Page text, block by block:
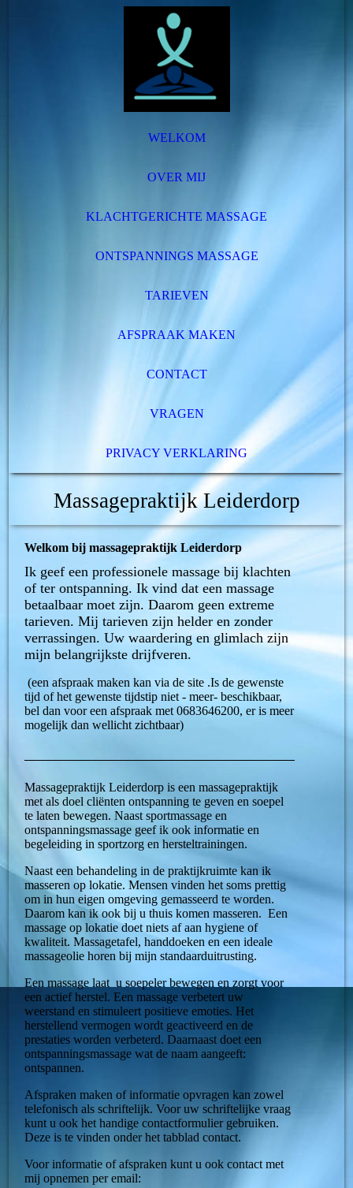
WELKOM
OVER MIJ
KLACHTGERICHTE MASSAGE
ONTSPANNINGS MASSAGE
TARIEVEN
AFSPRAAK MAKEN
CONTACT
VRAGEN
PRIVACY VERKLARING
Massagepraktijk Leiderdorp
Welkom bij massagepraktijk Leiderdorp
Ik geef een professionele massage bij klachten
of ter ontspanning. Ik vind dat een massage
betaalbaar moet zijn. Daarom geen extreme
tarieven. Mij tarieven zijn helder en zonder
verrassingen. Uw waardering en glimlach zijn
mijn belangrijkste drijfveren.
(een afspraak maken kan via de site .Is de gewenste
tijd of het gewenste tijdstip niet - meer- beschikbaar,
bel dan voor een afspraak met 0683646200, er is meer
mogelijk dan wellicht zichtbaar)
Massagepraktijk Leiderdorp is een massagepraktijk
met als doel cliënten ontspanning te geven en soepel
te laten bewegen. Naast sportmassage en
ontspanningsmassage geef ik ook informatie en
begeleiding in sportzorg en hersteltrainingen.
Naast een behandeling in de praktijkruimte kan ik
masseren op lokatie. Mensen vinden het soms prettig
om in hun eigen omgeving gemasseerd te worden.
Daarom kan ik ook bij u thuis komen masseren.Een
massage op lokatie doet niets af aan hygiene of
kwaliteit. Massagetafel, handdoeken en een ideale
massageolie horen bij mijn standaarduitrusting.
Een massage laat u soepeler bewegen en zorgt voor
een actief herstel. Een massage verbetert uw
weerstand en stimuleert positieve emoties. Het
herstellend vermogen wordt geactiveerd en de
prestaties worden verbeterd. Daarnaast doet een
ontspanningsmassage wat de naam aangeeft:
ontspannen.
Afspraken maken of informatie opvragen kan zowel
telefonisch als schriftelijk. Voor uw schriftelijke vraag
kunt u ook het handige contactformulier gebruiken.
Deze is te vinden onder het tabblad contact.
Voor informatie of afspraken kunt u ook contact met
mij opnemen per email: